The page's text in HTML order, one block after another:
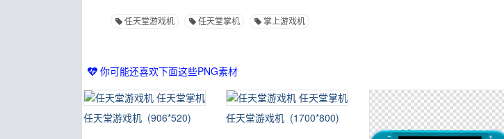
任天堂游戏机 任天堂掌机 掌上游戏机
你可能还喜欢下面这些PNG素材
任天堂游戏机 (906*520) 任天堂游戏机 (1700*800)